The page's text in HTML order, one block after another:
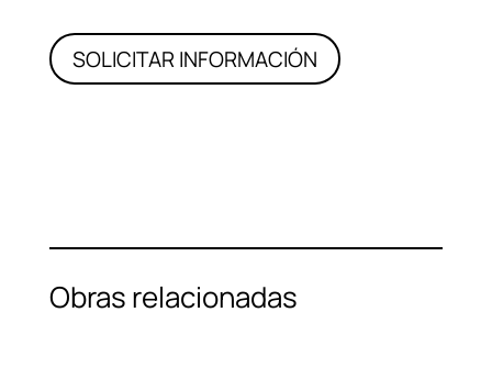
SOLICITAR INFORMACIÓN
Obras relacionadas